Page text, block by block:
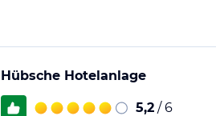
Hübsche Hotelanlage
5,2 / 6